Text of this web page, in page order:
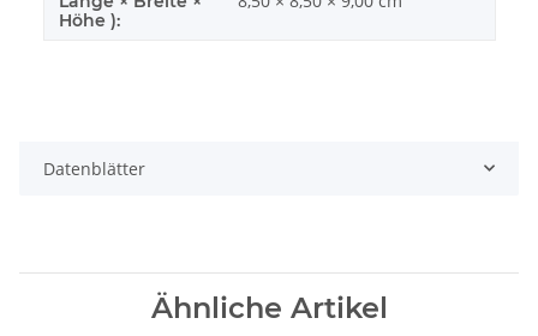
Höhe ):
Datenblätter
Ähnliche Artikel